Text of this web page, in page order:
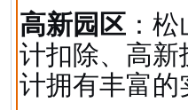
高新园区：松
计扣除、高
计拥有丰富的